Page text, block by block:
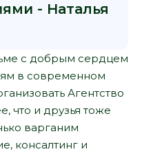
- Наталья
с добрым сердцем
в современном
Агентство
что и друзья тоже
варганим
консалтинг и